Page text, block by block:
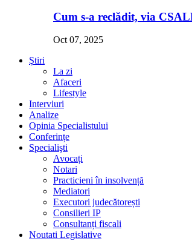
Cum s-a reclădit, via
Oct 07, 2025
Ştiri
La zi
Afaceri
Lifestyle
Interviuri
Analize
Opinia Specialistului
Conferințe
Specialişti
Avocați
Notari
Practicieni în insolvență
Mediatori
Executori judecătorești
Consilieri IP
Consultanți fiscali
Noutati Legislative